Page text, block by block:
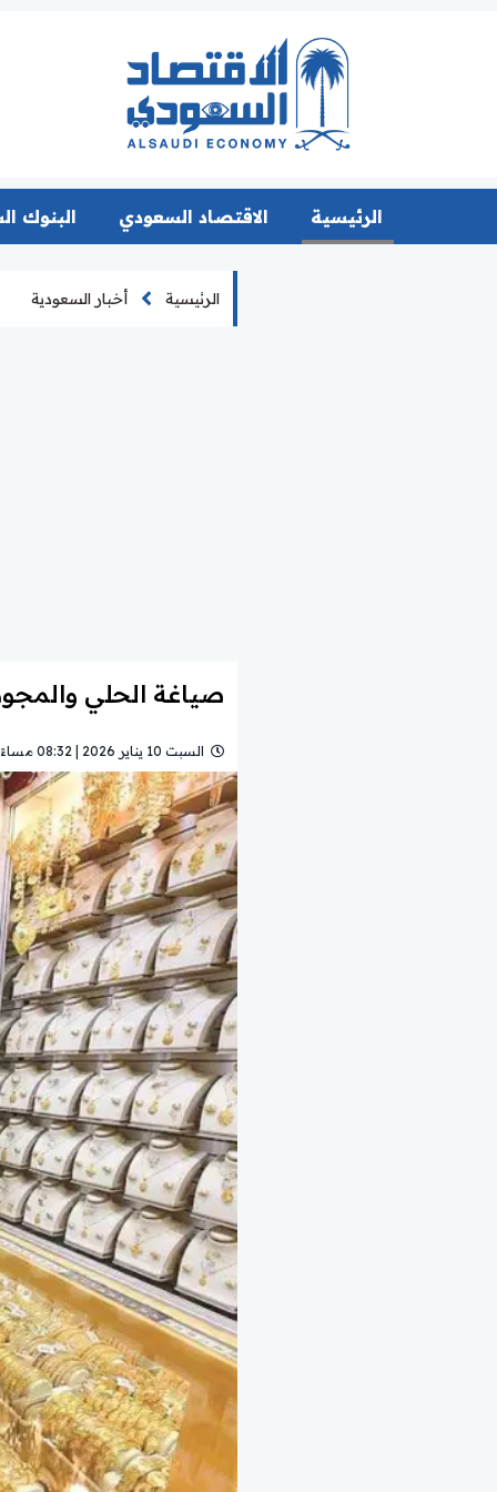
الرئيسية الاقتصاد السعودي البنوك
الرئيسية أخبار السعودية
صياغة الحلي
السبت 10 يناير 2026 | 08:32 مساءً